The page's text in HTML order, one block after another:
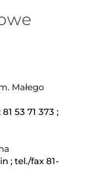
Małego
53 71 373 ;
; tel./fax 81-